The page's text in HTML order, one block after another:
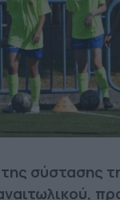
σύστασης